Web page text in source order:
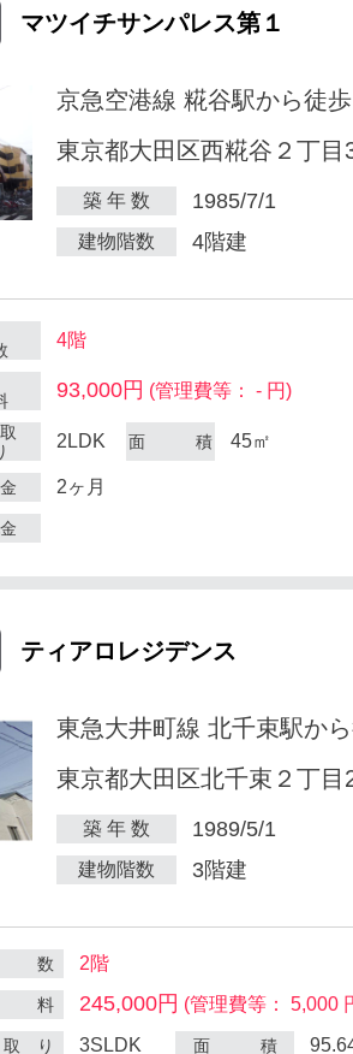
マツイチサンパレス第１
京急空港線 糀谷駅から徒
東京都大田区西糀谷２丁目
築 年 数 1985/7/1
建物階数 4階建
4階
93,000円 (管理費等： - 円)
2LDK 面 積 45㎡
2ヶ月
ティアロレジデンス
東急大井町線 北千束駅か
東京都大田区北千束２丁目
築 年 数 1989/5/1
建物階数 3階建
数 2階
料 245,000円 (管理費等： 5,000
り 3SLDK 面 積